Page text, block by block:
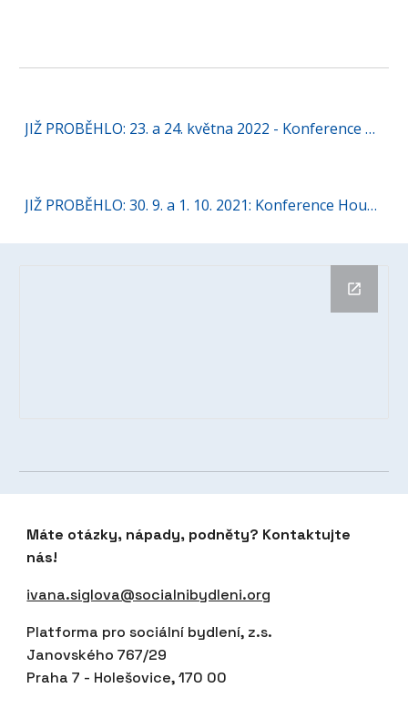
JIŽ PROBĚHLO: 23. a 24. května 2022 - Konference Housing First a budoucnost sociálního bydlení v ČR
JIŽ PROBĚHLO: 30. 9. a 1. 10. 2021: Konference Housing First v Jihlavě - podrobný program a více informací
Máte otázky, nápady, podněty? Kontaktujte
nás!
ivana.siglova@socialnibydleni.org
Platforma pro sociální bydlení, z.s.
Janovského 767/29
Praha 7 - Holešovice, 170 00